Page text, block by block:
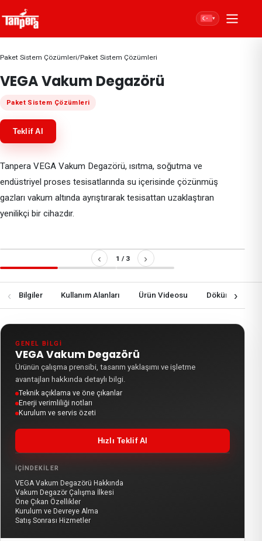
▾
Paket Sistem Çözümleri/Paket Sistem Çözümleri
‹ 1 / 3 ›
VEGA Vakum Degazörü
Paket Sistem Çözümleri
Teklif Al
Tanpera VEGA Vakum Degazörü, ısıtma, soğutma ve
endüstriyel proses tesisatlarında su içerisinde çözünmüş
gazları vakum altında ayrıştırarak tesisattan uzaklaştıran
yenilikçi bir cihazdır.
‹ Bilgiler Kullanım Alanları Ürün Videosu Dökümanlar
›
GENEL BILGI
VEGA Vakum Degazörü
Ürünün çalışma prensibi, tasarım yaklaşımı ve işletme
avantajları hakkında detaylı bilgi.
Teknik açıklama ve öne çıkanlar
Enerji verimliliği notları
Kurulum ve servis özeti
Hızlı Teklif Al
İÇINDEKILER
VEGA Vakum Degazörü Hakkında
Vakum Degazör Çalışma İlkesi
Öne Çıkan Özellikler
Kurulum ve Devreye Alma
Satış Sonrası Hizmetler